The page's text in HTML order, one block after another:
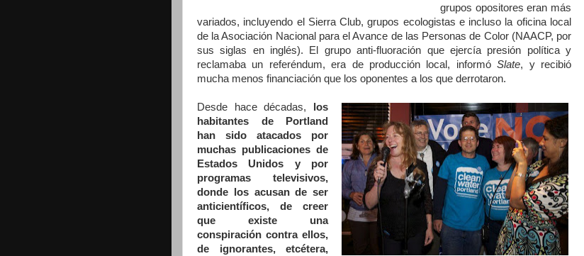
grupos opositores eran más
variados, incluyendo el Sierra Club, grupos ecologistas e incluso la oficina local
de la Asociación Nacional para el Avance de las Personas de Color (NAACP, por
sus siglas en inglés). El grupo anti-fluoración que ejercía presión política y
reclamaba un referéndum, era de producción local, informóSlate, y recibió
mucha menos financiación que los oponentes a los que derrotaron.
Desde hace décadas,
los
habitantes de Portland
han sido atacados por
muchas publicaciones de
Estados Unidos y por
programas televisivos,
donde los acusan de ser
anticientíficos, de creer
que existe una
conspiración contra ellos,
de ignorantes, etcétera,